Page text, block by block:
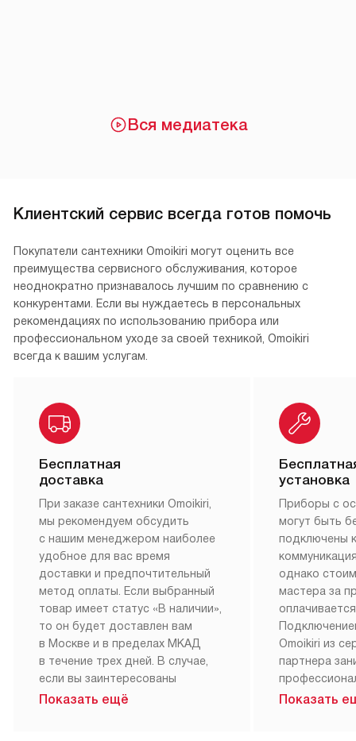
Вся медиатека
Клиентский сервис всегда готов помочь
Покупатели сантехники Omoikiri могут оценить все
преимущества сервисного обслуживания, которое
неоднократно признавалось лучшим по сравнению с
конкурентами. Если вы нуждаетесь в персональных
рекомендациях по использованию прибора или
профессиональном уходе за своей техникой, Omoikiri
всегда к вашим услугам.
Бесплатная
доставка
При заказе сантехники Omoikiri,
мы рекомендуем обсудить
с нашим менеджером наиболее
удобное для вас время
доставки и предпочтительный
метод оплаты. Если выбранный
товар имеет статус «В наличии»,
то он будет доставлен вам
в Москве и в пределах МКАД
в течение трех дней. В случае,
если вы заинтересованы
в товаре, который доступен
Показать ещё
установка
Приборы с
могут быть
подключены
однако
мастера за
Omoikiri из
партнера
Наш сервис
Показать